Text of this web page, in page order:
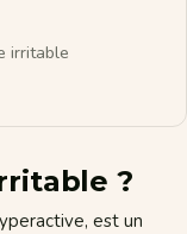
irritable
?
est un